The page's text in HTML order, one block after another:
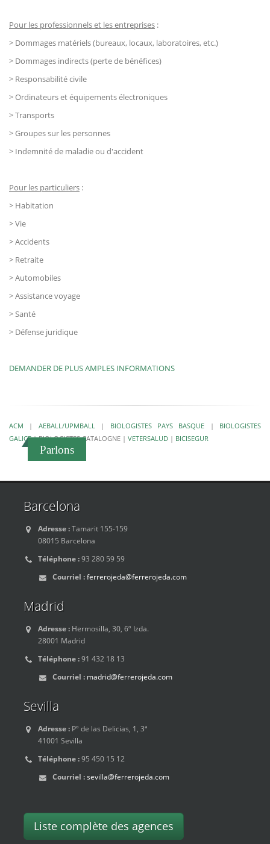
Pour les professionnels et les entreprises :
> Dommages matériels (bureaux, locaux, laboratoires, etc.)
> Dommages indirects (perte de bénéfices)
> Responsabilité civile
> Ordinateurs et équipements électroniques
> Transports
> Groupes sur les personnes
> Indemnité de maladie ou d'accident
Pour les particuliers :
> Habitation
> Vie
> Accidents
> Retraite
> Automobiles
> Assistance voyage
> Santé
> Défense juridique
DEMANDER DE PLUS AMPLES INFORMATIONS
ACM | AEBALL/UPMBALL| BIOLOGISTES PAYS BASQUE | BIOLOGISTES
GALICE|BIOLOGISTES CATALOGNE | VETERSALUD | BICISEGUR
Parlons
Barcelona
Adresse :Tamarit 155-159
08015 Barcelona
Téléphone :93 280 59 59
Courriel :ferrerojeda@ferrerojeda.com
Madrid
Adresse : Hermosilla, 30, 6º Izda.
28001 Madrid
Téléphone :91 432 18 13
Courriel : madrid@ferrerojeda.com
Sevilla
Adresse : Pº de las Delicias, 1, 3ª
41001 Sevilla
Téléphone :95 450 15 12
Courriel :sevilla@ferrerojeda.com
Liste complète des agences